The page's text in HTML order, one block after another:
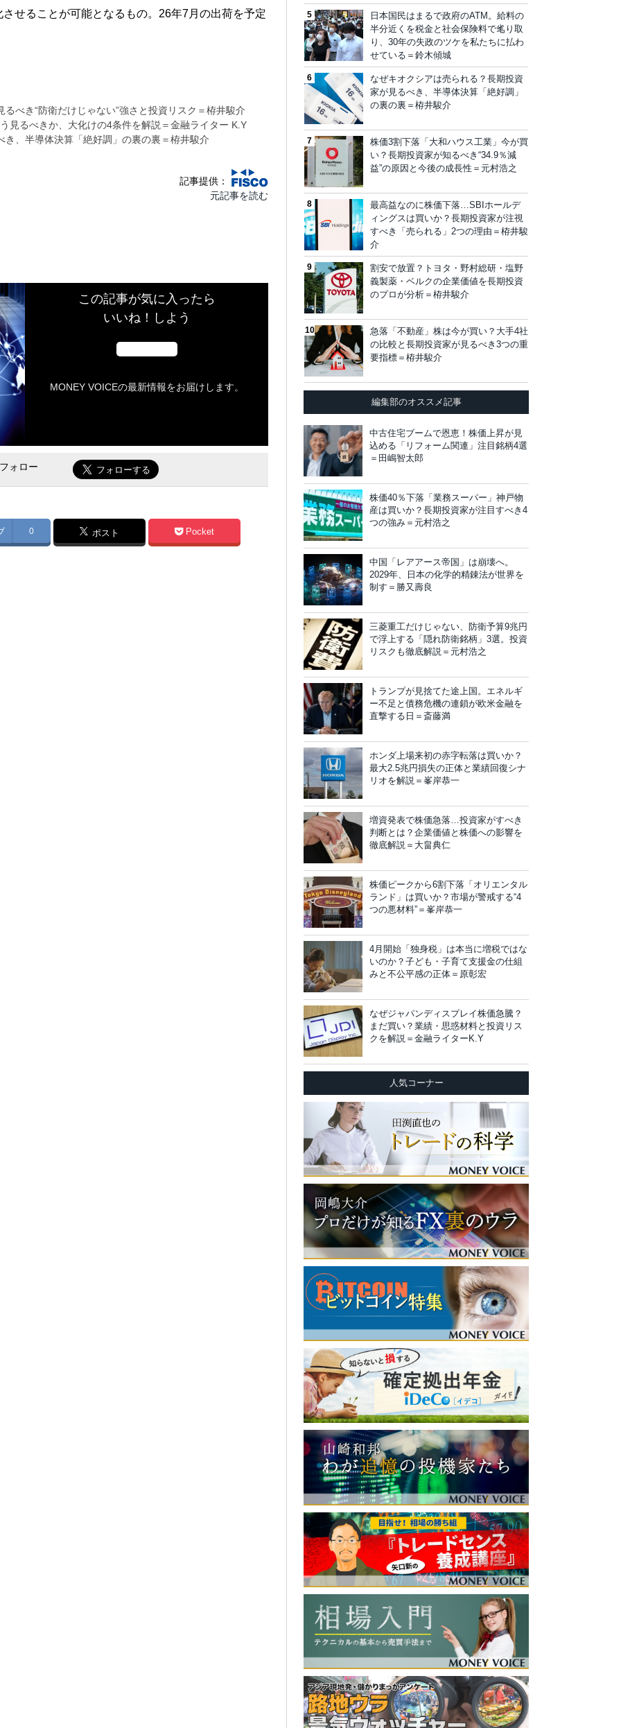
せることが可能となるもの。26年7月の出荷を予定
べき“防衛だけじゃない”強さと投資リスク＝栫井駿介
見るべきか、大化けの4条件を解説＝金融ライター K.Y
、半導体決算「絶好調」の裏の裏＝栫井駿介
記事提供：
元記事を読む
この記事が気に入ったら
いいね！しよう
MONEY VOICEの最新情報をお届けします。
ォロー
0 ポスト Pocket
日本国民はまるで政府のATM。給料の
半分近くを税金と社会保険料で毟り取
り、30年の失政のツケを私たちに払わ
せている＝鈴木傾城
なぜキオクシアは売られる？長期投資
家が見るべき、半導体決算「絶好調」
の裏の裏＝栫井駿介
株価3割下落「大和ハウス工業」今が買
い？長期投資家が知るべき“34.9％減
益”の原因と今後の成長性＝元村浩之
最高益なのに株価下落…SBIホールデ
ィングスは買いか？長期投資家が注視
すべき「売られる」2つの理由＝栫井駿
介
割安で放置？トヨタ・野村総研・塩野
義製薬・ベルクの企業価値を長期投資
のプロが分析＝栫井駿介
急落「不動産」株は今が買い？大手4社
の比較と長期投資家が見るべき3つの重
要指標＝栫井駿介
編集部のオススメ記事
中古住宅ブームで恩恵！株価上昇が見
込める「リフォーム関連」注目銘柄4選
＝田嶋智太郎
株価40％下落「業務スーパー」神戸物
産は買いか？長期投資家が注目すべき4
つの強み＝元村浩之
中国「レアアース帝国」は崩壊へ。
2029年、日本の化学的精錬法が世界を
制す＝勝又壽良
三菱重工だけじゃない、防衛予算9兆円
で浮上する「隠れ防衛銘柄」3選。投資
リスクも徹底解説＝元村浩之
トランプが見捨てた途上国。エネルギ
ー不足と債務危機の連鎖が欧米金融を
直撃する日＝斎藤満
ホンダ上場来初の赤字転落は買いか？
最大2.5兆円損失の正体と業績回復シナ
リオを解説＝峯岸恭一
増資発表で株価急落…投資家がすべき
判断とは？企業価値と株価への影響を
徹底解説＝大畠典仁
株価ピークから6割下落「オリエンタル
ランド」は買いか？市場が警戒する“4
つの悪材料”＝峯岸恭一
4月開始「独身税」は本当に増税ではな
いのか？子ども・子育て支援金の仕組
みと不公平感の正体＝原彰宏
なぜジャパンディスプレイ株価急騰？
まだ買い？業績・思惑材料と投資リス
クを解説＝金融ライターK.Y
人気コーナー